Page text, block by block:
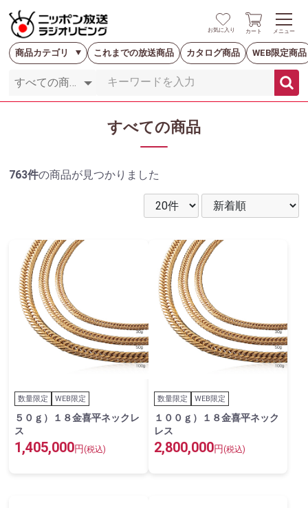
お気に入り カート メニュー
商品カテゴリ これまでの放送商品 カタログ商品 WEB限定商品
すべての商品
763件の商品が見つかりました
数量限定 WEB限定
５０ｇ）１８金喜平ネックレ
ス
1,405,000円 (税込)
数量限定 WEB限定
１００ｇ）１８金喜平ネック
レス
2,800,000円 (税込)